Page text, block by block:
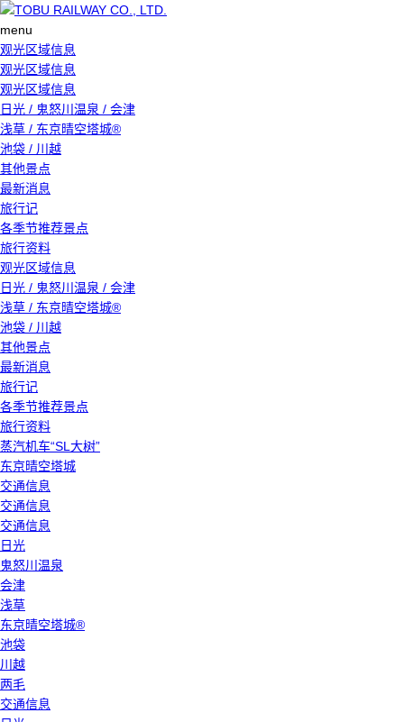
menu
观光区域信息
观光区域信息
观光区域信息
日光 / 鬼怒川温泉 / 会津
浅草 / 东京晴空塔城®
池袋 / 川越
其他景点
最新消息
旅行记
各季节推荐景点
旅行资料
观光区域信息
日光 / 鬼怒川温泉 / 会津
浅草 / 东京晴空塔城®
池袋 / 川越
其他景点
最新消息
旅行记
各季节推荐景点
旅行资料
蒸汽机车“SL大树”
东京晴空塔城
交通信息
交通信息
交通信息
日光
鬼怒川温泉
会津
浅草
东京晴空塔城®
池袋
川越
两毛
交通信息